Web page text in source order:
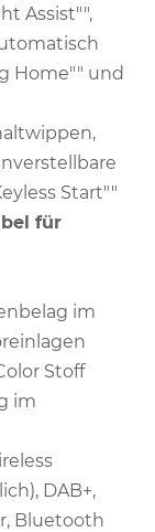
Assist"",
Home"" und
Start""
für
im
Stoff
im
DAB+,
Bluetooth